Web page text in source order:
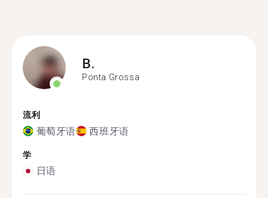
B.
Ponta Grossa
流利
葡萄牙语 西班牙语
学
日语